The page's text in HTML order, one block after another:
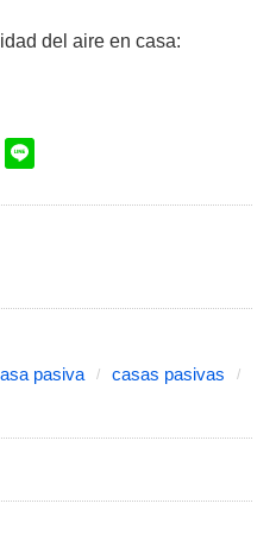
del aire en casa:
pasiva
casas pasivas